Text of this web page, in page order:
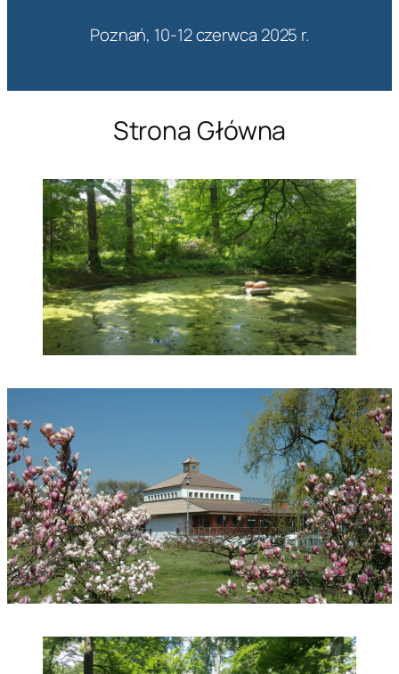
Poznań, 10-12 czerwca 2025 r.
Strona Główna